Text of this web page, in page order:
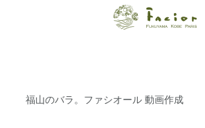
ン ファシオー
福山のバラ。ファシオール 動画作成